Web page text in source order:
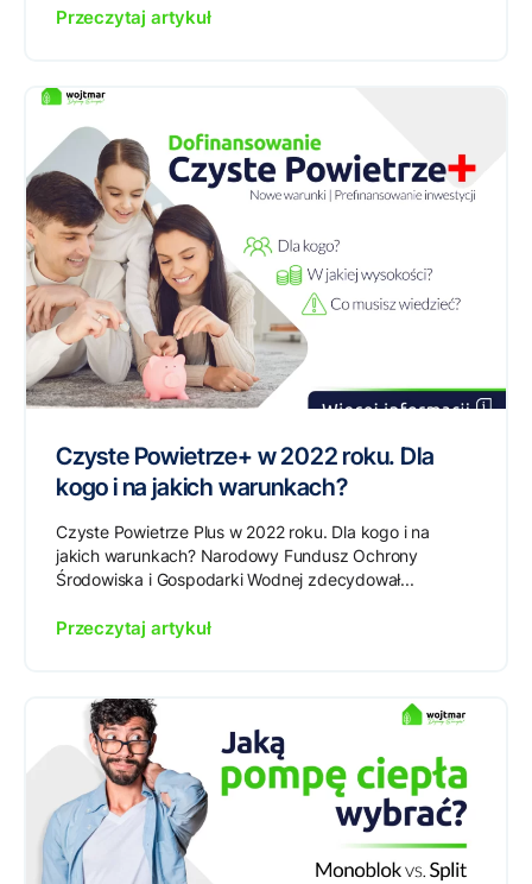
Przeczytaj artykuł
Czyste Powietrze+ w 2022 roku. Dla
kogo i na jakich warunkach?
Czyste Powietrze Plus w 2022 roku. Dla kogo i na
jakich warunkach? Narodowy Fundusz Ochrony
Środowiska i Gospodarki Wodnej zdecydował...
Przeczytaj artykuł